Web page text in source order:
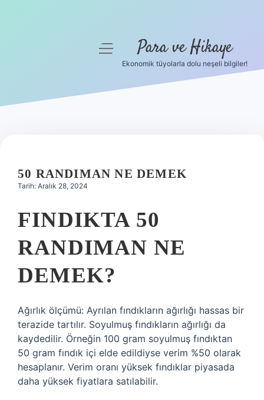
Hakkımızda
menüyü
Para ve Hikaye
Ekonomik tüyolarla dolu neşeli bilgiler!
50 RANDIMAN NE DEMEK
Tarih: Aralık 28, 2024
FINDIKTA 50
RANDIMAN NE
DEMEK?
Ağırlık ölçümü: Ayrılan fındıkların ağırlığı hassas bir
terazide tartılır. Soyulmuş fındıkların ağırlığı da
kaydedilir. Örneğin 100 gram soyulmuş fındıktan
50 gram fındık içi elde edildiyse verim %50 olarak
hesaplanır. Verim oranı yüksek fındıklar piyasada
daha yüksek fiyatlara satılabilir.